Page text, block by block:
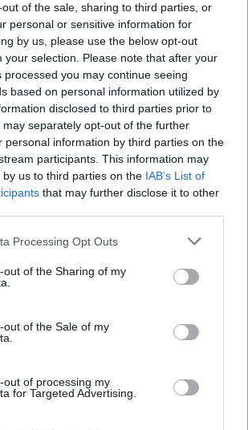
of the sale, sharing to third parties, or
personal or sensitive information for
by us, please use the below opt-out
your selection. Please note that after your
processed you may continue seeing
based on personal information utilized by
disclosed to third parties prior to
separately opt-out of the further
personal information by third parties on the
participants. This information may
us to third parties on the IAB’s List of
that may further disclose it to other
Processing Opt Outs
out of the Sharing of my
out of the Sale of my
out of processing my
for Targeted Advertising.
Men än så länge kämpar de flesta
Brewers Beer Bar har två barer i
besök på Magasinsgatan strax efter
vittnade om att utelivet får stå tillbaka
en tredjedel och hälften av normala
en tredjedel numera. En kollega sade
nu är ungefär som en bra fredag, och
bra, säger Pelle Frost, en av grundarna
fyra gäster och jag på plats och det är
de avstånd som krävs i corona-tider. I
Bernklev och han har bara sällskap av
att jobba så här, tiden har aldrig gått
gör nu, säger Bernklev.